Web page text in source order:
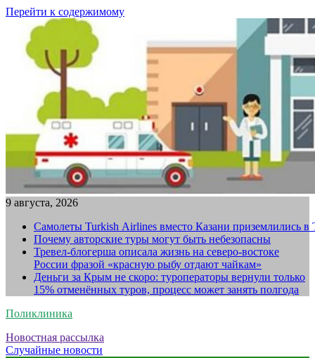
Перейти к содержимому
9 августа, 2026
Самолеты Turkish Airlines вместо Казани приземлились в
Почему авторские туры могут быть небезопасны
Тревел-блогерша описала жизнь на северо-востоке
России фразой «красную рыбу отдают чайкам»
Деньги за Крым не скоро: туроператоры вернули только
15% отменённых туров, процесс может занять полгода
Поликлиника
Новостная рассылка
Случайные новости